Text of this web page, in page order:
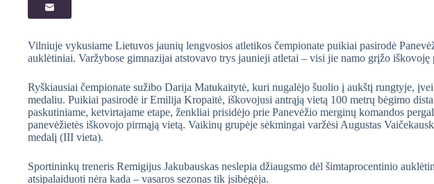
Vilniuje vykusiame Lietuvos jaunių lengvosios atletikos čempionate puikiai pasirodė
auklėtiniai. Varžybose gimnazijai atstovavo trys jaunieji atletai – visi jie namo grįžo iškovoję
Ryškiausiai čempionate sužibo Darija Matukaitytė, kuri nugalėjo šuolio į aukštį rungtyje,
medaliu. Puikiai pasirodė ir Emilija Kropaitė, iškovojusi antrąją vietą 100 metrų bėgimo
paskutiniame, ketvirtajame etape, ženkliai prisidėjo prie Panevėžio merginų komandos
panevėžietės iškovojo pirmąją vietą. Vaikinų grupėje sėkmingai varžėsi Augustas
medalį (III vieta).
Sportininkų treneris Remigijus Jakubauskas neslepia džiaugsmo dėl šimtaprocentinio
atsipalaiduoti nėra kada – vasaros sezonas tik įsibėgėja.